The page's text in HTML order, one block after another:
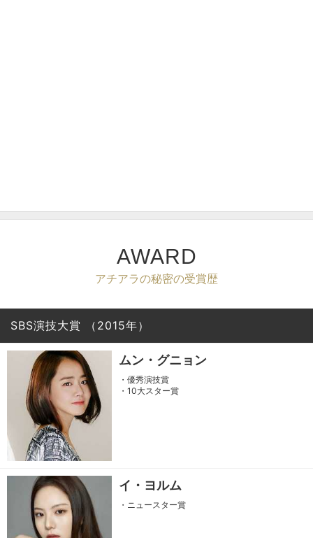
AWARD
アチアラの秘密の受賞歴
SBS演技大賞 （2015年）
ムン・グニョン
・優秀演技賞
・10大スター賞
イ・ヨルム
・ニュースター賞